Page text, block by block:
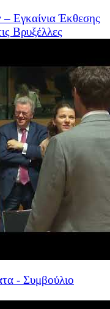
Εγκαίνια Έκθεσης
Βρυξέλλες
- Συμβούλιο